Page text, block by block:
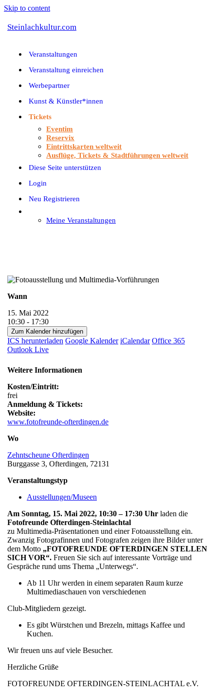
Skip to content
Steinlachkultur.com
Veranstaltungen
Veranstaltung einreichen
Werbepartner
Kunst & Künstler*innen
Tickets
Eventim
Reservix
Eintrittskarten weltweit
Ausflüge, Tickets & Stadtführungen weltweit
Diese Seite unterstützen
Login
Neu Registrieren
Meine Veranstaltungen
Wann
15. Mai 2022
10:30 - 17:30
Zum Kalender hinzufügen
ICS herunterladen Google Kalender iCalendar Office 365
Outlook Live
Weitere Informationen
Kosten/Eintritt:
frei
Anmeldung & Tickets:
Website:
www.fotofreunde-ofterdingen.de
Wo
Zehntscheune Ofterdingen
Burggasse 3, Ofterdingen, 72131
Veranstaltungstyp
Ausstellungen/Museen
Am Sonntag, 15. Mai 2022, 10:30 – 17:30 Uhr laden die
Fotofreunde Ofterdingen-Steinlachtal
zu Multimedia-Präsentationen und einer Fotoausstellung ein.
Zwanzig Fotografinnen und Fotografen zeigen ihre Bilder unter
dem Motto „FOTOFREUNDE OFTERDINGEN STELLEN
SICH VOR“. Freuen Sie sich auf interessante Vorträge und
Gespräche rund ums Thema „Unterwegs“.
Ab 11 Uhr werden in einem separaten Raum kurze
Multimediaschauen von verschiedenen
Club-Mitgliedern gezeigt.
Es gibt Würstchen und Brezeln, mittags Kaffee und
Kuchen.
Wir freuen uns auf viele Besucher.
Herzliche Grüße
FOTOFREUNDE OFTERDINGEN-STEINLACHTAL e.V.